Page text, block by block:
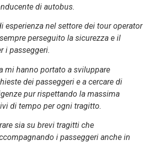
di autobus.
esperienza nel settore dei tour operator
perseguito la sicurezza e il
i passeggeri.
mi hanno portato a sviluppare
dei passeggeri e a cercare di
pur rispettando la massima
di tempo per ogni tragitto.
sia su brevi tragitti che
i passeggeri anche in